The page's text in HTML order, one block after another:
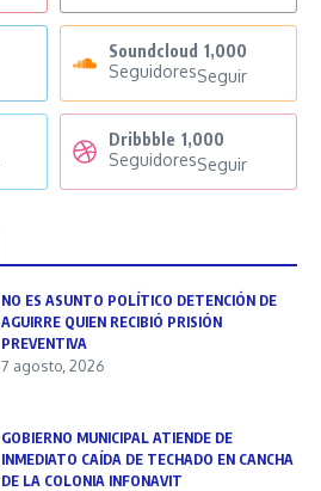
Soundcloud 1,000
SeguidoresSeguir
Dribbble 1,000
SeguidoresSeguir
NO ES ASUNTO POLÍTICO DETENCIÓN DE
AGUIRRE QUIEN RECIBIÓ PRISIÓN
PREVENTIVA
7 agosto, 2026
GOBIERNO MUNICIPAL ATIENDE DE
INMEDIATO CAÍDA DE TECHADO EN CANCHA
DE LA COLONIA INFONAVIT